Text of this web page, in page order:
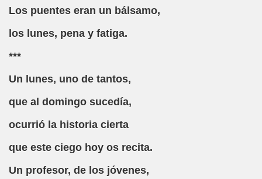
Los puentes eran un bálsamo,
los lunes, pena y fatiga.
***
Un lunes, uno de tantos,
que al domingo sucedía,
ocurrió la historia cierta
que este ciego hoy os recita.
Un profesor, de los jóvenes,
Maria de Sagarra)
Fernández)
María Falocco)